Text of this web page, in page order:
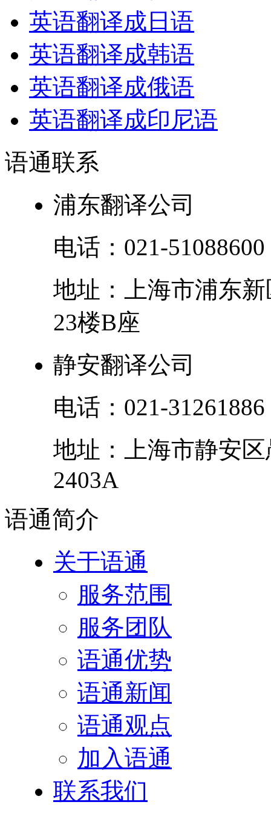
英语翻译成日语
英语翻译成韩语
英语翻译成俄语
英语翻译成印尼语
语通联系
浦东翻译公司
电话： 021-51088600
地址：
上海市浦东新
23楼B座
静安翻译公司
电话： 021-31261886
地址：
上海市静安区
2403A
语通简介
关于语通
服务范围
服务团队
语通优势
语通新闻
语通观点
加入语通
联系我们